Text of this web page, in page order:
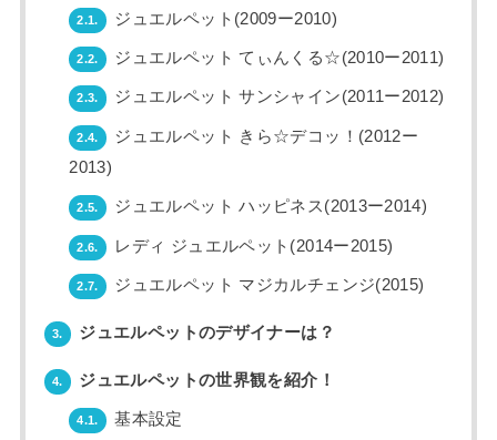
2.1. ジュエルペット(2009ー2010)
2.2. ジュエルペット てぃんくる☆(2010ー2011)
2.3. ジュエルペット サンシャイン(2011ー2012)
2.4.
ジュエルペット きら☆デコッ！(2012ー
2013)
2.5. ジュエルペット ハッピネス(2013ー2014)
2.6. レディ ジュエルペット(2014ー2015)
2.7. ジュエルペット マジカルチェンジ(2015)
3. ジュエルペットのデザイナーは？
4. ジュエルペットの世界観を紹介！
4.1. 基本設定